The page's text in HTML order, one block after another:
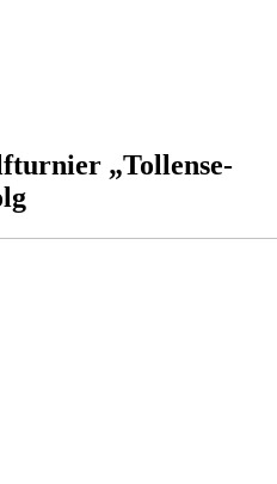
„Tollense-